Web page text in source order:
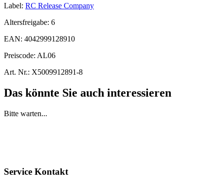
Label: RC Release Company
Altersfreigabe: 6
EAN: 4042999128910
Preiscode: AL06
Art. Nr.: X5009912891-8
Das könnte Sie auch interessieren
Bitte warten...
Service Kontakt